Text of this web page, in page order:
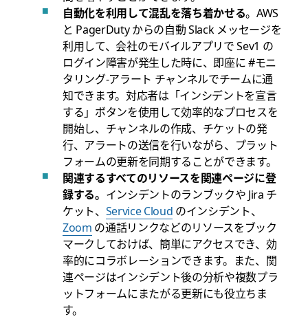
自動化を利用して混乱を落ち着かせる。AWS
と PagerDuty からの自動 Slack メッセージを
利用して、会社のモバイルアプリで Sev1 の
ログイン障害が発生した時に、即座に #モニ
タリング-アラート チャンネルでチームに通
知できます。対応者は「インシデントを宣言
する」ボタンを使用して効率的なプロセスを
開始し、チャンネルの作成、チケットの発
行、アラートの送信を行いながら、プラット
フォームの更新を同期することができます。
関連するすべてのリソースを関連ページに登
録する。 インシデントのランブックや Jira チ
ケット、 Service Cloud のインシデント、
Zoom の通話リンクなどのリソースをブック
マークしておけば、簡単にアクセスでき、効
率的にコラボレーションできます。また、関
連ページはインシデント後の分析や複数プラ
ットフォームにまたがる更新にも役立ちま
す。